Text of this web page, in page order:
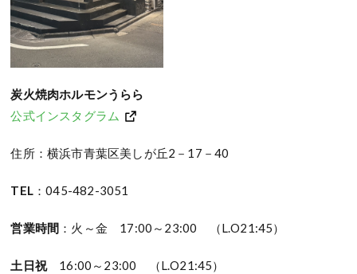
炭火焼肉ホルモンうらら
公式インスタグラム
住所：横浜市青葉区美しが丘2－17－40
TEL ：045-482-3051
営業時間 ：火～金 17:00～23:00 （L.O21:45）
土日祝16:00～23:00 （L.O21:45）